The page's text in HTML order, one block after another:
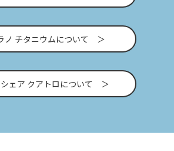
ノ チタニウムについて
ェア クアトロについて